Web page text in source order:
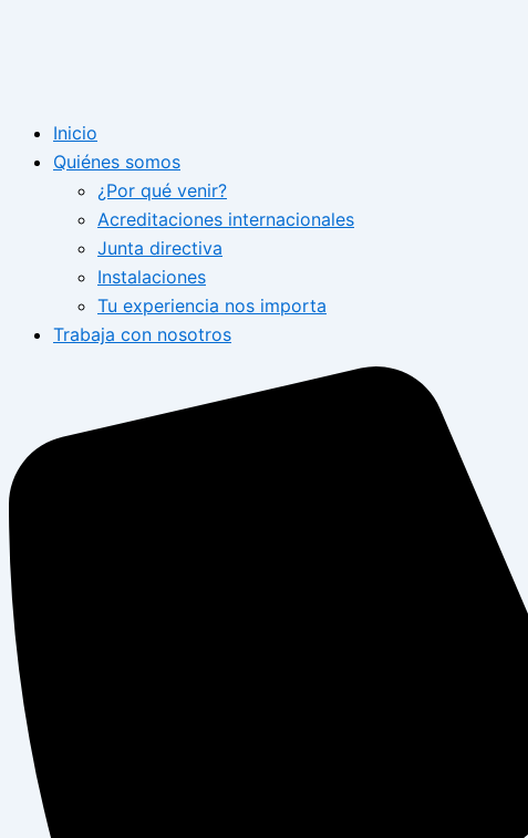
Inicio
Quiénes somos
¿Por qué venir?
Acreditaciones internacionales
Junta directiva
Instalaciones
Tu experiencia nos importa
Trabaja con nosotros